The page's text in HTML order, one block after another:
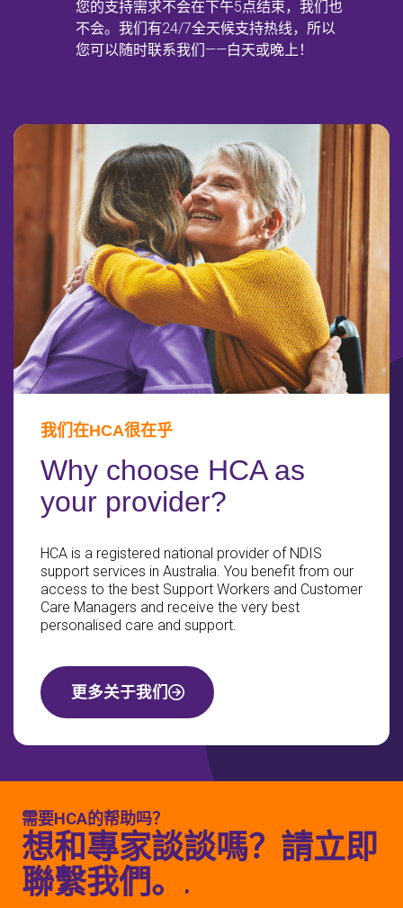
您的支持需求不会在下午5点结束，我们也
不会。我们有24/7全天候支持热线，所以
您可以随时联系我们——白天或晚上！
我们在HCA很在乎
Why choose HCA as
your provider?
HCA is a registered national provider of NDIS
support services in Australia. You benefit from our
access to the best Support Workers and Customer
Care Managers and receive the very best
personalised care and support.
更多关于我们
需要HCA的帮助吗？
想和專家談談嗎？請立即
聯繫我們。.
检查您的邮政编码
搜索